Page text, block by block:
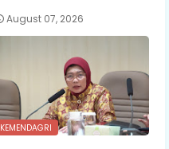
August 07, 2026
KEMENDAGRI